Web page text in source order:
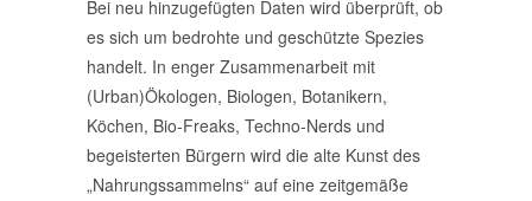
Bei neu hinzugefügten Daten wird überprüft, ob
es sich um bedrohte und geschützte Spezies
handelt. In enger Zusammenarbeit mit
(Urban)Ökologen, Biologen, Botanikern,
Köchen, Bio-Freaks, Techno-Nerds und
begeisterten Bürgern wird die alte Kunst des
„Nahrungssammelns“ auf eine zeitgemäße